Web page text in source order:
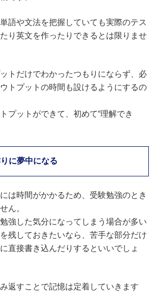
語や文法を把握していても実際のテス
り英文を作ったりできるとは限りませ
トだけでわかったつもりにならず、必
トプットの時間も設けるようにするの
プットができて、初めて“理解でき
に夢中になる
は時間がかかるため、受験勉強のとき
ん。
強した気分になってしまう場合が多い
残しておきたいなら、苦手な部分だけ
直接書き込んだりするといいでしょ
返すことで記憶は定着していきます